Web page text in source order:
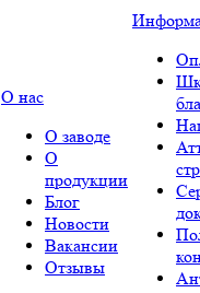
О нас
О заводе
О
продукции
Блог
Новости
Вакансии
Отзывы